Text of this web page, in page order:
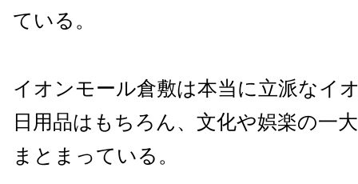
ている。
イオンモール倉敷は本当に立派なイ
日用品はもちろん、文化や娯楽の一
まとまっている。